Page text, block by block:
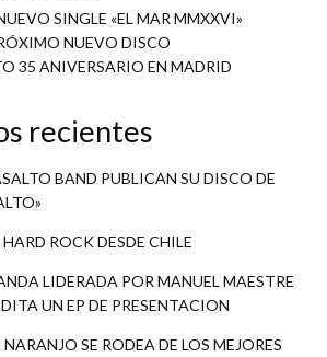
SINGLE «EL MAR MMXXVI»
NUEVO DISCO
35 ANIVERSARIO EN MADRID
recientes
BAND PUBLICAN SU DISCO DE
ROCK DESDE CHILE
LIDERADA POR MANUEL MAESTRE
UN EP DE PRESENTACION
SE RODEA DE LOS MEJORES